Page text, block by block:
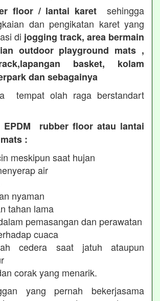
floor / lantai karet sehingga
dan pengikatan karet yang
di jogging track, area bermain
outdoor playground mats ,
basket, kolam
dan sebagainya
tempat olah raga berstandart
EPDM rubber floor atau lantai
:
meskipun saat hujan
air
nyaman
tahan lama
pemasangan dan perawatan
cuaca
cedera saat jatuh ataupun
corak yang menarik.
yang pernah bekerjasama